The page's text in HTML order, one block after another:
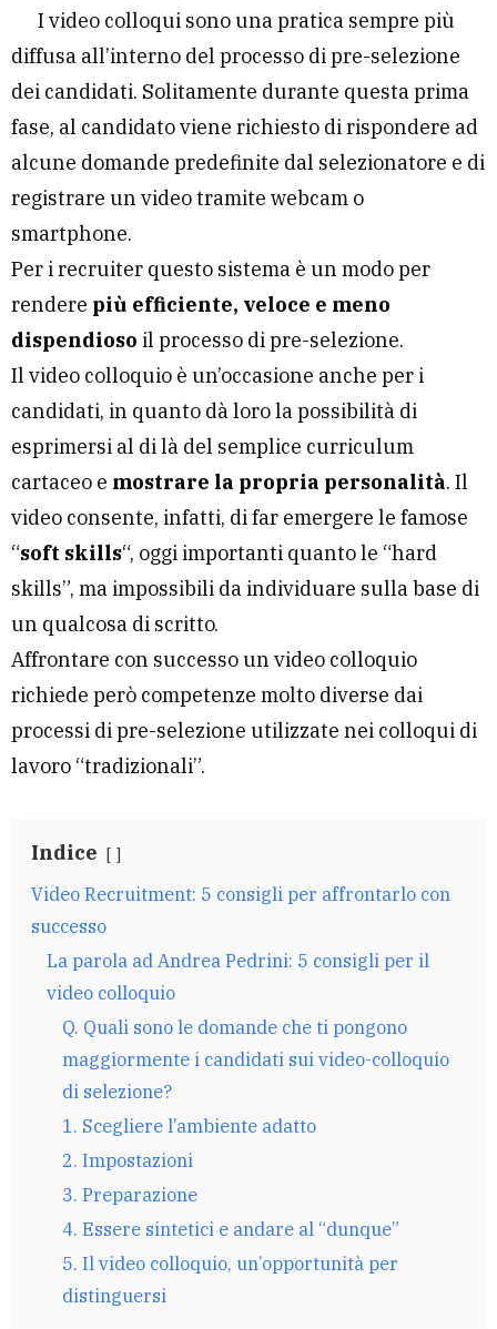
I video colloqui sono una pratica sempre più
diffusa all’interno del processo di pre-selezione
dei candidati. Solitamente durante questa prima
fase, al candidato viene richiesto di rispondere ad
alcune domande predefinite dal selezionatore e di
registrare un video tramite webcam o
smartphone.
Per i recruiter questo sistema è un modo per
rendere più efficiente, veloce e meno
dispendioso il processo di pre-selezione.
Il video colloquio è un’occasione anche per i
candidati, in quanto dà loro la possibilità di
esprimersi al di là del semplice curriculum
cartaceo e mostrare la propria personalità. Il
video consente, infatti, di far emergere le famose
“soft skills“, oggi importanti quanto le “hard
skills”, ma impossibili da individuare sulla base di
un qualcosa di scritto.
Affrontare con successo un video colloquio
richiede però competenze molto diverse dai
processi di pre-selezione utilizzate nei colloqui di
lavoro “tradizionali”.
Indice
Video Recruitment: 5 consigli per affrontarlo con
successo
La parola ad Andrea Pedrini: 5 consigli per il
video colloquio
Q. Quali sono le domande che ti pongono
maggiormente i candidati sui video-colloquio
di selezione?
1. Scegliere l’ambiente adatto
2. Impostazioni
3. Preparazione
4. Essere sintetici e andare al “dunque”
5. Il video colloquio, un’opportunità per
distinguersi